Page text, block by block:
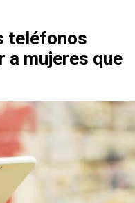
teléfonos
a mujeres que